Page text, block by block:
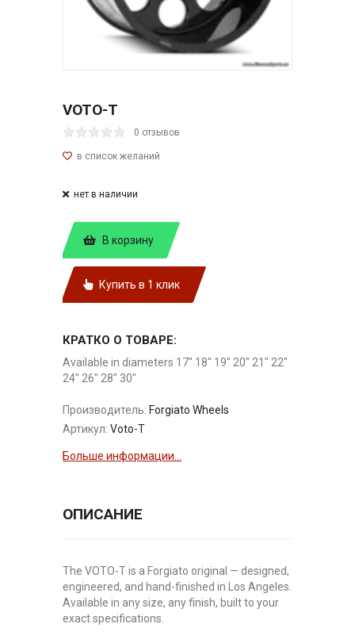
VOTO-T
0 отзывов
нет в наличии
В корзину
Купить в 1 клик
КРАТКО О ТОВАРЕ:
Available in diameters 17" 18" 19" 20" 21" 22"
24" 26" 28" 30"
Производитель: Forgiato Wheels
Артикул: Voto-T
Больше информации...
ОПИСАНИЕ
The VOTO-T is a Forgiato original — designed,
engineered, and hand-finished in Los Angeles.
Available in any size, any finish, built to your
exact specifications.